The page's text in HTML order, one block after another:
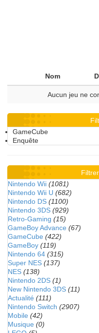
Nom
Aucun jeu ne
GameCube
Enquête
Nintendo Wii (1081)
Nintendo Wii U (682)
Nintendo DS (1100)
Nintendo 3DS (929)
Retro-Gaming (15)
GameBoy Advance (67)
GameCube (422)
GameBoy (119)
Nintendo 64 (315)
Super NES (137)
NES (138)
Nintendo 2DS (1)
New Nintendo 3DS (11)
Actualité (111)
Nintendo Switch (2907)
Mobile (42)
Musique (0)